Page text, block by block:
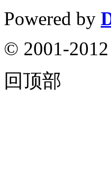
Powered by
© 2001-2012
回顶部